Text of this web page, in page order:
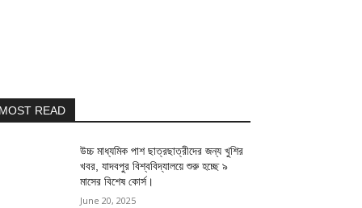
READ
উচ্চ মাধ্যমিক পাশ ছাত্রছাত্রীদের জন্য খুশির
খবর, যাদবপুর বিশ্ববিদ্যালয়ে শুরু হচ্ছে ৯
মাসের বিশেষ কোর্স।
June 20, 2025